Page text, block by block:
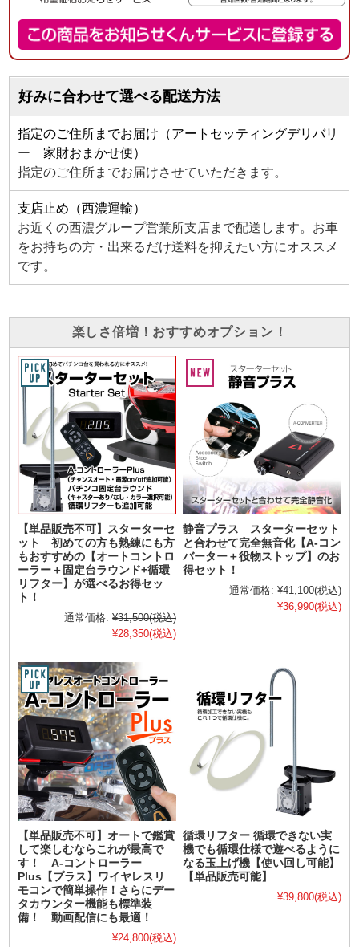
好みに合わせて選べる配送方法
指定のご住所までお届け（アートセッティングデリバリ
ー 家財おまかせ便）
指定のご住所までお届けさせていただきます。
支店止め（西濃運輸）
お近くの西濃グループ営業所支店まで配送します。お車
をお持ちの方・出来るだけ送料を抑えたい方にオススメ
です。
楽しさ倍増！おすすめオプション！
【単品販売不可】スターターセ
ット 初めての方も熟練にも方
もおすすめの【オートコントロ
ーラー＋固定台ラウンド+循環
リフター】が選べるお得セッ
ト！
通常価格: ¥31,500(税込)
¥28,350(税込)
静音プラス スターターセット
と合わせて完全無音化【A-コン
バーター＋役物ストップ】のお
得セット！
通常価格: ¥41,100(税込)
¥36,990(税込)
【単品販売不可】オートで鑑賞
して楽しむならこれが最高で
す！ A-コントローラー
Plus【プラス】ワイヤレスリ
モコンで簡単操作！さらにデー
タカウンター機能も標準装
備！ 動画配信にも最適！
¥24,800(税込)
循環リフター 循環できない実
機でも循環仕様で遊べるように
なる玉上げ機【使い回し可能】
【単品販売可能】
¥39,800(税込)